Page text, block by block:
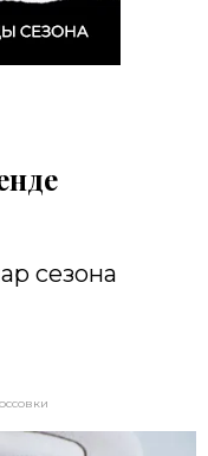
сезона